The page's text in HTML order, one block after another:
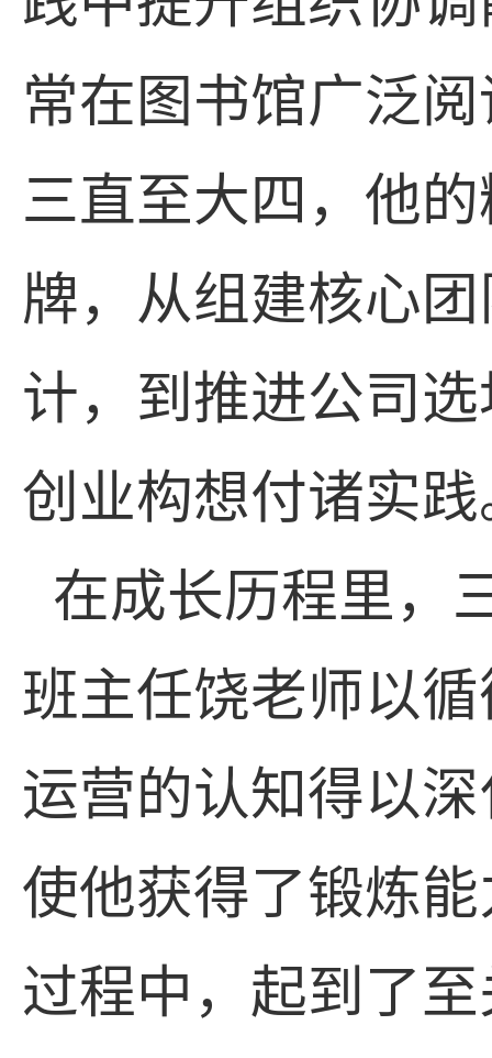
常在图书馆广泛
三直至大四，他
牌，从组建核心
计，到推进公司
创业构想付诸实
在成长历程里，
班主任饶老师以
运营的认知得以
使他获得了锻炼
过程中，起到了